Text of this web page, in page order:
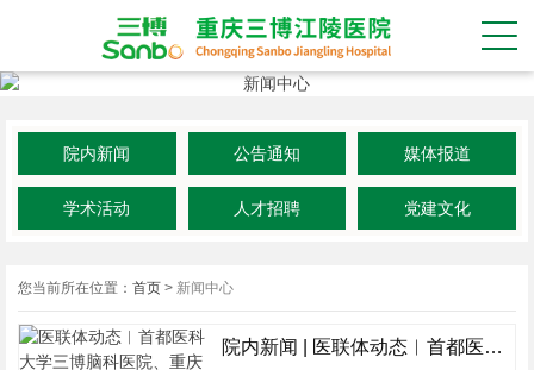
院内新闻 公告通知 媒体报道
学术活动 人才招聘 党建文化
您当前所在位置： 首页 > 新闻中心
院内新闻 | 医联体动态︱首都医科大学三博脑科医院、重庆三博江陵医院携手绥阳县中医医院